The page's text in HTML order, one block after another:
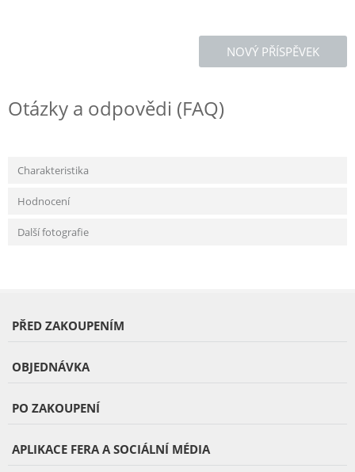
NOVÝ PŘÍSPĚVEK
Otázky a odpovědi (FAQ)
Charakteristika
Hodnocení
Další fotografie
PŘED ZAKOUPENÍM
OBJEDNÁVKA
PO ZAKOUPENÍ
APLIKACE FERA A SOCIÁLNÍ MÉDIA